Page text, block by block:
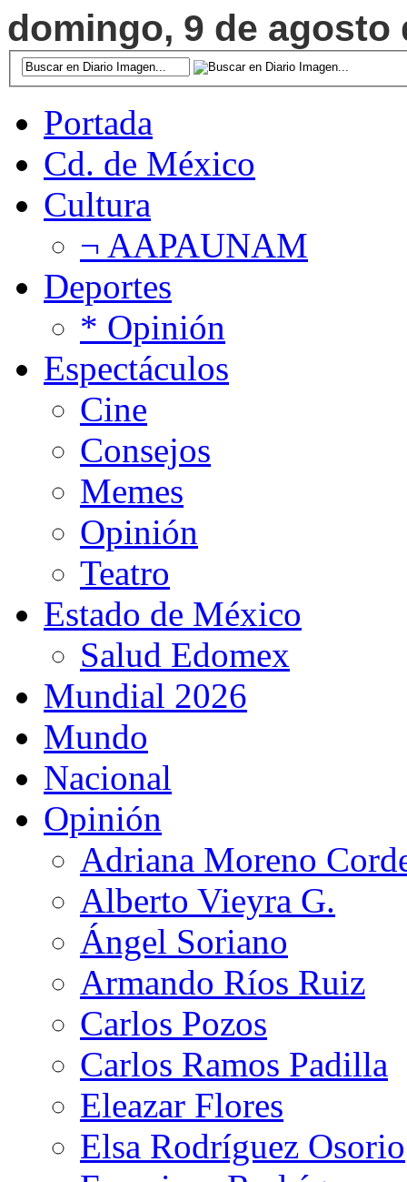
domingo, 9 de agosto
Portada
Cd. de México
Cultura
¬ AAPAUNAM
Deportes
* Opinión
Espectáculos
Cine
Consejos
Memes
Opinión
Teatro
Estado de México
Salud Edomex
Mundial 2026
Mundo
Nacional
Opinión
Adriana Moreno
Alberto Vieyra G.
Ángel Soriano
Armando Ríos Ruiz
Carlos Pozos
Carlos Ramos Padilla
Eleazar Flores
Elsa Rodríguez Osorio